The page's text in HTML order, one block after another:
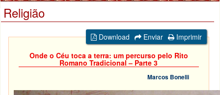
Religião
Download Enviar
Imprimir
Onde o Céu toca a terra: um percurso pelo Rito
Romano Tradicional – Parte 3
Marcos Bonelli